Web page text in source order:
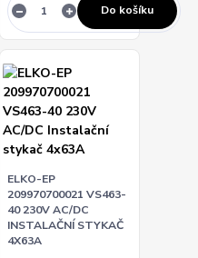
Do košíku
ELKO-EP
209970700021 VS463-
40 230V AC/DC
INSTALAČNÍ STYKAČ
4X63A